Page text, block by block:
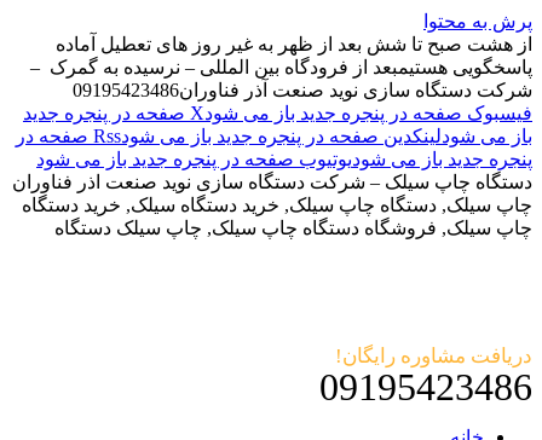
پرش به محتوا
از هشت صبح تا شش بعد از ظهر به غیر روز های تعطیل آماده
پاسخگویی هستیمبعد از فرودگاه بین المللی – نرسیده به گمرک –
شرکت دستگاه سازی نوید صنعت آذر فناوران09195423486
فیسبوک صفحه در پنجره جدید باز می شود
X صفحه در پنجره جدید
باز می شودلینکدین صفحه در پنجره جدید باز می شود
Rss صفحه در
پنجره جدید باز می شودیوتیوب صفحه در پنجره جدید باز می شود
دستگاه چاپ سیلک – شرکت دستگاه سازی نوید صنعت اذر فناوران
چاپ سیلک, دستگاه چاپ سیلک, خرید دستگاه سیلک, خرید دستگاه
چاپ سیلک, فروشگاه دستگاه چاپ سیلک, چاپ سیلک دستگاه
دریافت مشاوره رایگان!
09195423486